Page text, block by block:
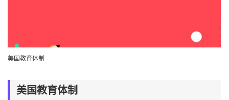
美国教育体制
美国教育体制